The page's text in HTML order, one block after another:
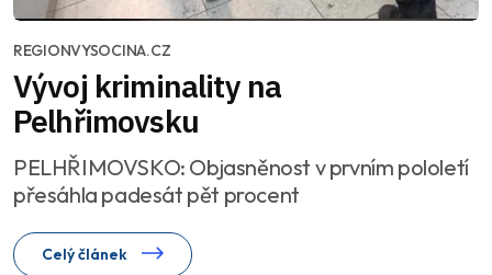
REGIONVYSOCINA.CZ
Vývoj kriminality na
Pelhřimovsku
PELHŘIMOVSKO: Objasněnost v prvním pololetí
přesáhla padesát pět procent
Celý článek